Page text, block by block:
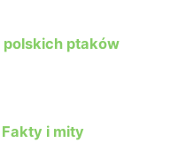
polskich ptaków
i mity